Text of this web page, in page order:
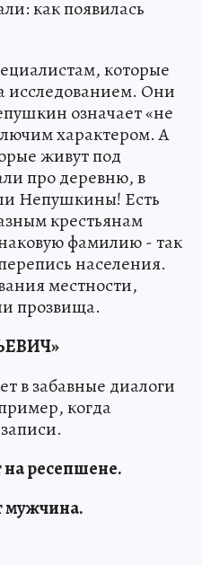
как появилась
которые
исследованием. Они
означает «не
характером. А
живут под
про деревню, в
Непушкины! Есть
крестьянам
фамилию - так
населения.
местности,
прозвища.
в забавные диалоги
когда
ресепшене.
мужчина.